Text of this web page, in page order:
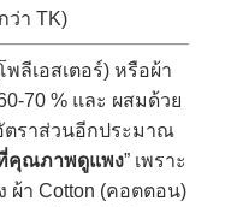
า TK)
ลีเอสเตอร์) หรือผ้า
70 % และ ผสมด้วย
ตราส่วนอีกประมาณ
คุณภาพดูแพง” เพราะ
ผ้า Cotton (คอตตอน)